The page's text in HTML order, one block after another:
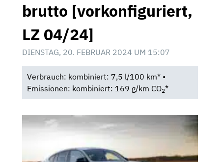
brutto [vorkonfiguriert,
LZ 04/24]
DIENSTAG, 20. FEBRUAR 2024 UM 15:07
Verbrauch: kombiniert: 7,5 l/100 km* •
Emissionen: kombiniert: 169 g/km CO2*